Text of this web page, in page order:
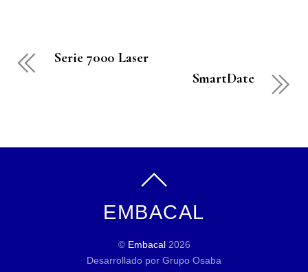
Serie 7000 Laser
SmartDate
EMBACAL
© Embacal2026
Desarrollado por Grupo Osaba